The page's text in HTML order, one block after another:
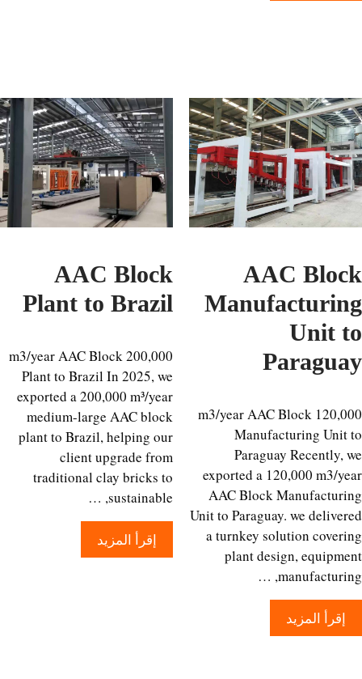
AAC
Unit
120,000 m3/year AAC Block
Manufacturing
Paraguay
exported a 120,000 m3/
AAC Block
Unit to Paraguay. we
a turnkey solution
plant design,
إقرأ المزيد
AAC Block
Plant to Brazil
200,000 m3/year AAC Block
Plant to Brazil In 2025, we
exported a 200,000 m³/year
medium-large AAC block
plant to Brazil, helping our
client upgrade from
traditional clay bricks to
sustainable, …
إقرأ المزيد